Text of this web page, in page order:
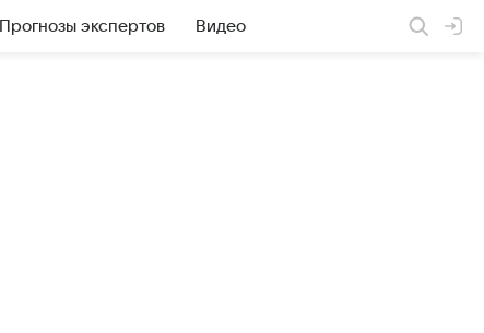
Прогнозы экспертов Видео